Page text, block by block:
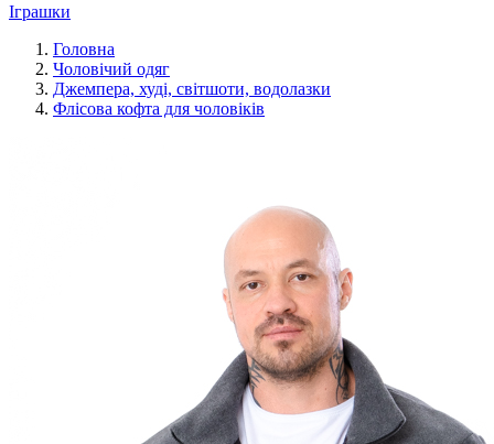
Іграшки
Головна
Чоловічий одяг
Джемпера, худі, світшоти, водолазки
Флісова кофта для чоловіків